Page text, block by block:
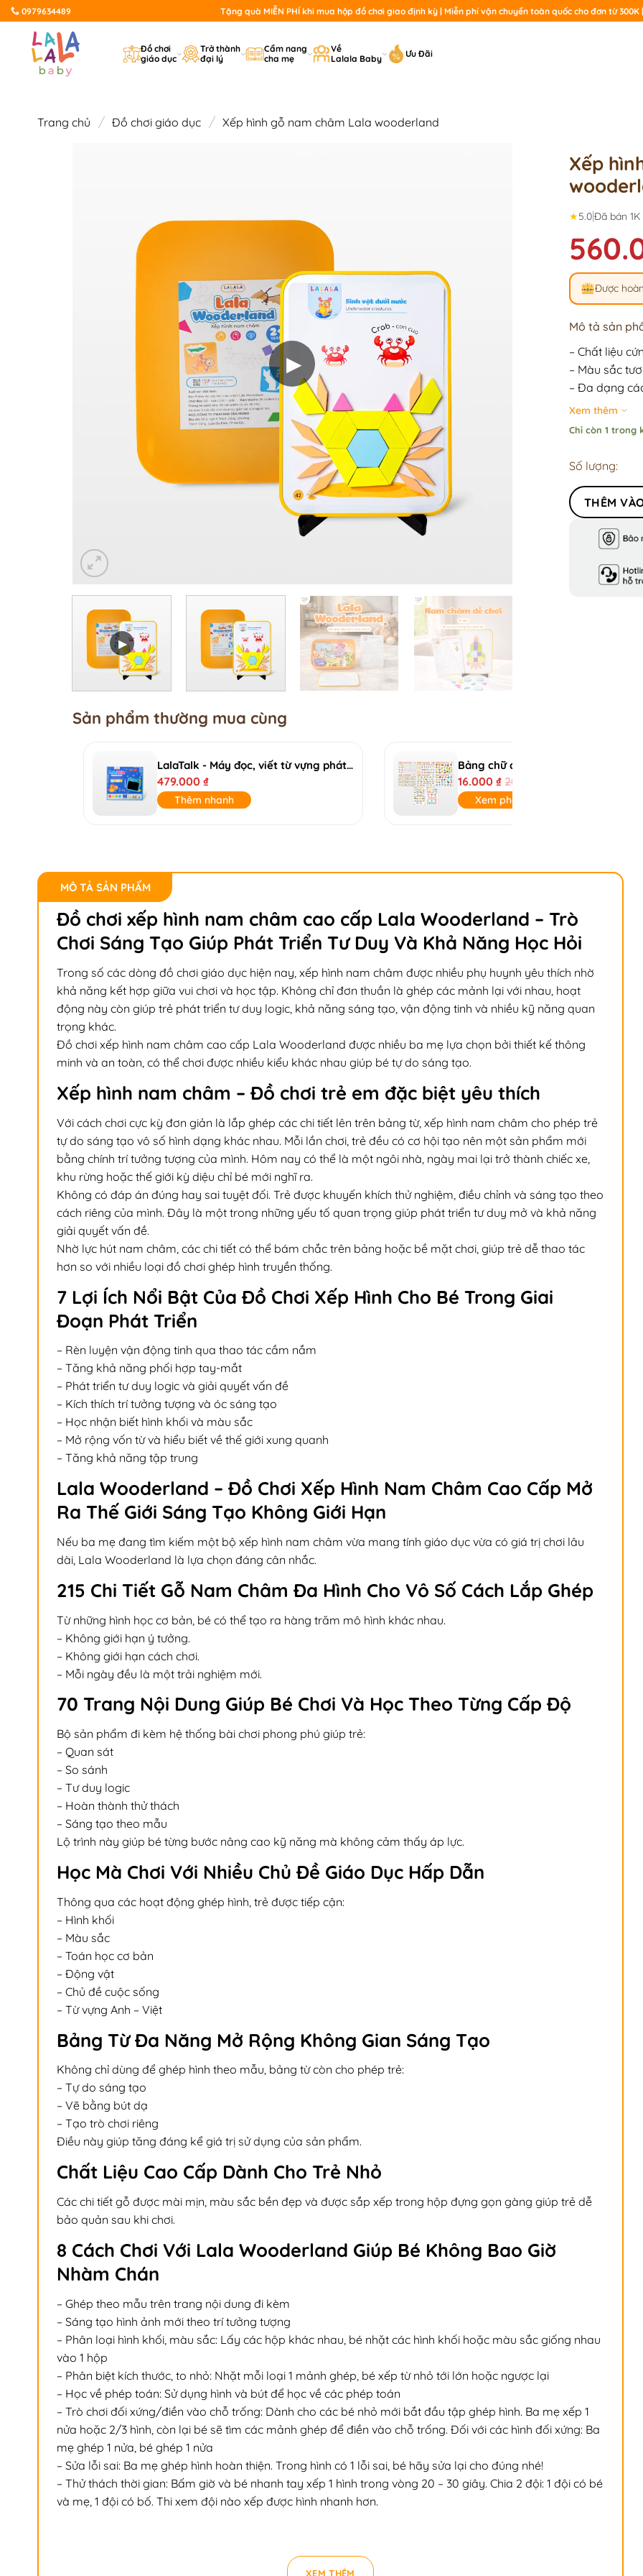
Bỏ
qua
0979634489 Tặng quà MIỄN PHÍ khi mua hộp đồ chơi giao định kỳ | Miễn phí vận chuyển toàn quốc cho đơn từ 300K
Đồ chơi
giáo dục
Trở thành
đại lý
Cẩm nang
cha mẹ
Về
Lalala Baby
Ưu Đãi
Trang chủ / Đồ chơi giáo dục / Xếp hình gỗ nam châm Lala wooderland
Sản phẩm thường mua cùng
LalaTalk - Máy đọc, viết từ vựng phát nhạc song ngữ Lalala Baby 2 trong 1 - Màu xanh
479.000 ₫
Thêm nhanh
16.000₫ 208.999
Xem phân loại
Xếp
★5.0|Đã bán 1K
Được
Mô tả sản
– Chất liệu
– Màu sắc
– Đa dạng
– Rèn luyện
Xem thêm
Chỉ còn 1 trong
Số lượng:
THÊM
MÔ TẢ SẢN PHẨM
Đồ chơi xếp hình nam châm cao cấp Lala Wooderland – Trò
Chơi Sáng Tạo Giúp Phát Triển Tư Duy Và Khả Năng Học Hỏi
Trong số các dòng đồ chơi giáo dục hiện nay, xếp hình nam châm được nhiều phụ huynh yêu thích nhờ
khả năng kết hợp giữa vui chơi và học tập. Không chỉ đơn thuần là ghép các mảnh lại với nhau, hoạt
động này còn giúp trẻ phát triển tư duy logic, khả năng sáng tạo, vận động tinh và nhiều kỹ năng quan
trọng khác.
Đồ chơi xếp hình nam châm cao cấp Lala Wooderland được nhiều ba mẹ lựa chọn bởi thiết kế thông
minh và an toàn, có thể chơi được nhiều kiểu khác nhau giúp bé tự do sáng tạo.
Xếp hình nam châm – Đồ chơi trẻ em đặc biệt yêu thích
Với cách chơi cực kỳ đơn giản là lắp ghép các chi tiết lên trên bảng từ, xếp hình nam châm cho phép trẻ
tự do sáng tạo vô số hình dạng khác nhau. Mỗi lần chơi, trẻ đều có cơ hội tạo nên một sản phẩm mới
bằng chính trí tưởng tượng của mình. Hôm nay có thể là một ngôi nhà, ngày mai lại trở thành chiếc xe,
khu rừng hoặc thế giới kỳ diệu chỉ bé mới nghĩ ra.
Không có đáp án đúng hay sai tuyệt đối. Trẻ được khuyến khích thử nghiệm, điều chỉnh và sáng tạo theo
cách riêng của mình. Đây là một trong những yếu tố quan trọng giúp phát triển tư duy mở và khả năng
giải quyết vấn đề.
Nhờ lực hút nam châm, các chi tiết có thể bám chắc trên bảng hoặc bề mặt chơi, giúp trẻ dễ thao tác
hơn so với nhiều loại đồ chơi ghép hình truyền thống.
7 Lợi Ích Nổi Bật Của Đồ Chơi Xếp Hình Cho Bé Trong Giai
Đoạn Phát Triển
– Rèn luyện vận động tinh qua thao tác cầm nắm
– Tăng khả năng phối hợp tay-mắt
– Phát triển tư duy logic và giải quyết vấn đề
– Kích thích trí tưởng tượng và óc sáng tạo
– Học nhận biết hình khối và màu sắc
– Mở rộng vốn từ và hiểu biết về thế giới xung quanh
– Tăng khả năng tập trung
Lala Wooderland – Đồ Chơi Xếp Hình Nam Châm Cao Cấp Mở
Ra Thế Giới Sáng Tạo Không Giới Hạn
Nếu ba mẹ đang tìm kiếm một bộ xếp hình nam châm vừa mang tính giáo dục vừa có giá trị chơi lâu
dài, Lala Wooderland là lựa chọn đáng cân nhắc.
215 Chi Tiết Gỗ Nam Châm Đa Hình Cho Vô Số Cách Lắp Ghép
Từ những hình học cơ bản, bé có thể tạo ra hàng trăm mô hình khác nhau.
– Không giới hạn ý tưởng.
– Không giới hạn cách chơi.
– Mỗi ngày đều là một trải nghiệm mới.
70 Trang Nội Dung Giúp Bé Chơi Và Học Theo Từng Cấp Độ
Bộ sản phẩm đi kèm hệ thống bài chơi phong phú giúp trẻ:
– Quan sát
– So sánh
– Tư duy logic
– Hoàn thành thử thách
– Sáng tạo theo mẫu
Lộ trình này giúp bé từng bước nâng cao kỹ năng mà không cảm thấy áp lực.
Học Mà Chơi Với Nhiều Chủ Đề Giáo Dục Hấp Dẫn
Thông qua các hoạt động ghép hình, trẻ được tiếp cận:
– Hình khối
– Màu sắc
– Toán học cơ bản
– Động vật
– Chủ đề cuộc sống
– Từ vựng Anh – Việt
Bảng Từ Đa Năng Mở Rộng Không Gian Sáng Tạo
Không chỉ dùng để ghép hình theo mẫu, bảng từ còn cho phép trẻ:
– Tự do sáng tạo
– Vẽ bằng bút dạ
– Tạo trò chơi riêng
Điều này giúp tăng đáng kể giá trị sử dụng của sản phẩm.
Chất Liệu Cao Cấp Dành Cho Trẻ Nhỏ
Các chi tiết gỗ được mài mịn, màu sắc bền đẹp và được sắp xếp trong hộp đựng gọn gàng giúp trẻ dễ
bảo quản sau khi chơi.
8 Cách Chơi Với Lala Wooderland Giúp Bé Không Bao Giờ
Nhàm Chán
– Ghép theo mẫu trên trang nội dung đi kèm
– Sáng tạo hình ảnh mới theo trí tưởng tượng
– Phân loại hình khối, màu sắc: Lấy các hộp khác nhau, bé nhặt các hình khối hoặc màu sắc giống nhau
vào 1 hộp
– Phân biệt kích thước, to nhỏ: Nhặt mỗi loại 1 mảnh ghép, bé xếp từ nhỏ tới lớn hoặc ngược lại
– Học về phép toán: Sử dụng hình và bút để học về các phép toán
– Trò chơi đối xứng/điền vào chỗ trống: Dành cho các bé nhỏ mới bắt đầu tập ghép hình. Ba mẹ xếp 1
nửa hoặc 2/3 hình, còn lại bé sẽ tìm các mảnh ghép để điền vào chỗ trống. Đối với các hình đối xứng: Ba
mẹ ghép 1 nửa, bé ghép 1 nửa
– Sửa lỗi sai: Ba mẹ ghép hình hoàn thiện. Trong hình có 1 lỗi sai, bé hãy sửa lại cho đúng nhé!
– Thử thách thời gian: Bấm giờ và bé nhanh tay xếp 1 hình trong vòng 20 – 30 giây. Chia 2 đội: 1 đội có bé
và mẹ, 1 đội có bố. Thi xem đội nào xếp được hình nhanh hơn.
XEM THÊM